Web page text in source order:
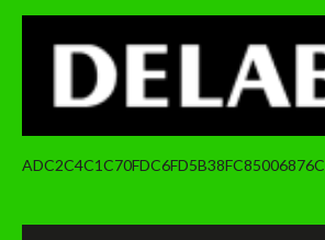
ADC2C4C1C70FDC6FD5B38FC85006876C